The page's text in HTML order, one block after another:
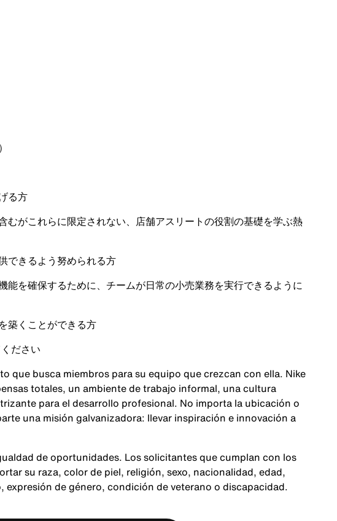
る方
むがこれらに限定されない、店舗アスリートの役割の基礎を学ぶ熱
できるよう努められる方
能を確保するために、チームが日常の小売業務を実行できるように
築くことができる方
ださい
que busca miembros para su equipo que crezcan con ella. Nike
totales, un ambiente de trabajo informal, una cultura
para el desarrollo profesional. No importa la ubicación o
una misión galvanizadora: llevar inspiración e innovación a
de oportunidades. Los solicitantes que cumplan con los
su raza, color de piel, religión, sexo, nacionalidad, edad,
de género, condición de veterano o discapacidad.